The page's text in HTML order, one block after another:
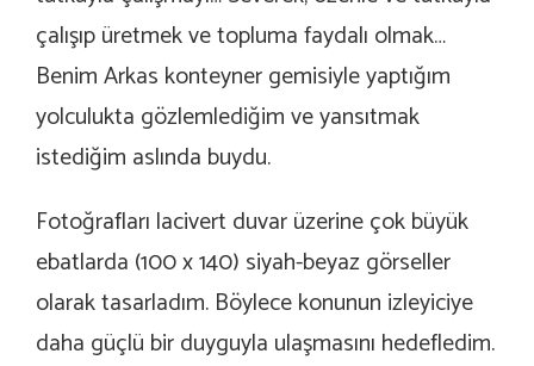
çalışıp üretmek ve topluma faydalı olmak…
Benim Arkas konteyner gemisiyle yaptığım
yolculukta gözlemlediğim ve yansıtmak
istediğim aslında buydu.
Fotoğrafları lacivert duvar üzerine çok büyük
ebatlarda (100 x 140) siyah-beyaz görseller
olarak tasarladım. Böylece konunun izleyiciye
daha güçlü bir duyguyla ulaşmasını hedefledim.